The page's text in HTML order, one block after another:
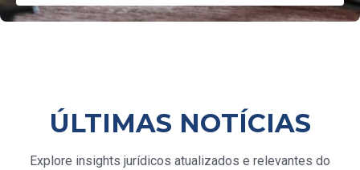
ÚLTIMAS NOTÍCIAS
Explore insights jurídicos atualizados e relevantes do